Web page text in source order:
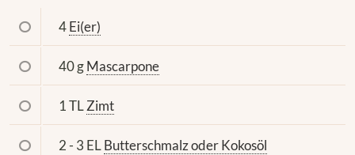
4Ei(er)
40 gMascarpone
1 TLZimt
2 - 3 ELButterschmalz oder Kokosöl